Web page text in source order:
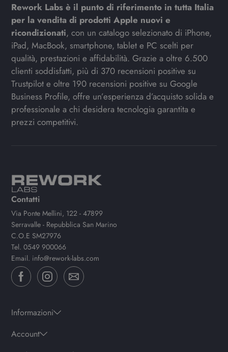
Rework Labs è il punto di riferimento in tutta Italia
per la vendita di prodotti Apple nuovi e
ricondizionati, con un catalogo selezionato di iPhone,
iPad, MacBook, smartphone, tablet e PC scelti per
qualità, prestazioni e affidabilità. Grazie a oltre 6.500
clienti soddisfatti, più di 370 recensioni positive su
Trustpilot e oltre 190 recensioni positive su Google
Business Profile, offre un’esperienza d’acquisto solida e
professionale a chi desidera tecnologia garantita e
prezzi competitivi.
Contatti
Via Ponte Mellini, 122 - 47899
Serravalle - Repubblica San Marino
C.O.E SM27976
Tel.0549 900066
Email. info@rework-labs.com
Informazioni
Account